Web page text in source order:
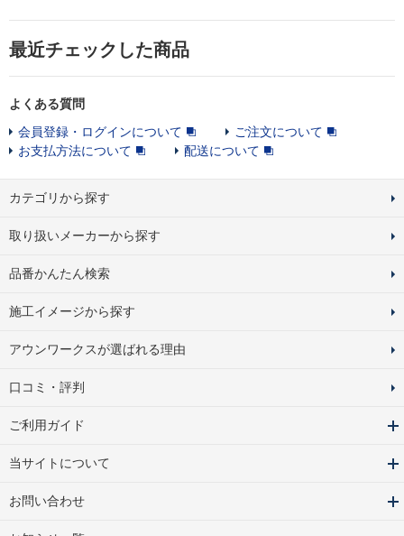
最近チェックした商品
よくある質問
会員登録・ログインについて
ご注文について
お支払方法について
配送について
カテゴリから探す
取り扱いメーカーから探す
品番かんたん検索
施工イメージから探す
アウンワークスが選ばれる理由
口コミ・評判
ご利用ガイド
当サイトについて
お問い合わせ